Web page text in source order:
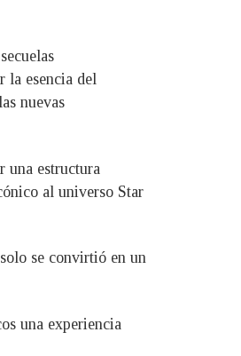
la esencia del
nuevas
una estructura
al universo Star
se convirtió en un
una experiencia